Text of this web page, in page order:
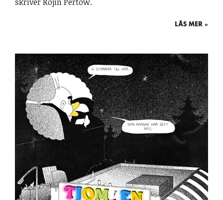
LÄS MER »